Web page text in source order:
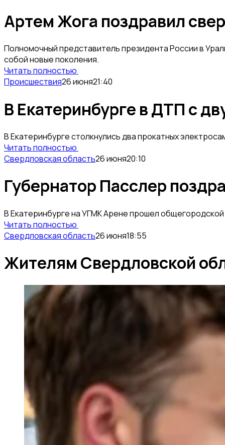
Артем Жога поздравил
Полномочный представитель президента России в
собой новые поколения.
Читать полностью
Происшествия26 июня21:40
В Екатеринбурге в ДТП с
В Екатеринбурге столкнулись два прокатных
Читать полностью
Свердловская область26 июня20:10
Губернатор Пасслер
В Екатеринбурге на УГМК Арене прошел
Читать полностью
Свердловская область26 июня18:55
Жителям Свердловской